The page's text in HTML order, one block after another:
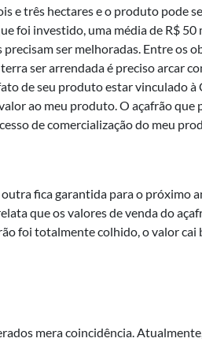
e três hectares e o produto pode
foi investido, uma média de R$
ser melhoradas. Entre os
ser arrendada é preciso arcar
de seu produto estar vinculado
ao meu produto. O açafrão
de comercialização do meu
fica garantida para o próximo
que os valores de venda do
foi totalmente colhido, o valor
mera coincidência.